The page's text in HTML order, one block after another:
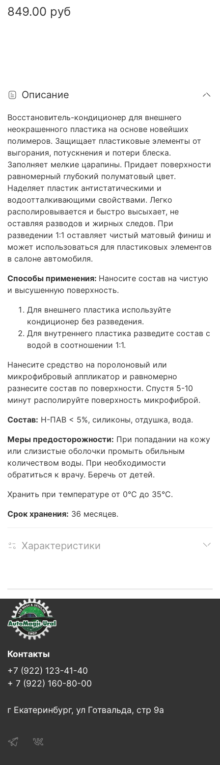
849.00 руб
Описание
Восстановитель-кондиционер для внешнего
неокрашенного пластика на основе новейших
полимеров. Защищает пластиковые элементы от
выгорания, потускнения и потери блеска.
Заполняет мелкие царапины. Придает поверхности
равномерный глубокий полуматовый цвет.
Наделяет пластик антистатическими и
водоотталкивающими свойствами. Легко
располировывается и быстро высыхает, не
оставляя разводов и жирных следов. При
разведении 1:1 оставляет чистый матовый финиш и
может использоваться для пластиковых элементов
в салоне автомобиля.
Способы применения: Наносите состав на чистую
и высушенную поверхность.
Для внешнего пластика используйте
кондиционер без разведения.
Для внутреннего пластика разведите состав с
водой в соотношении 1:1.
Нанесите средство на поролоновый или
микрофибровый аппликатор и равномерно
разнесите состав по поверхности. Спустя 5-10
минут располируйте поверхность микрофиброй.
Состав: Н-ПАВ < 5%, силиконы, отдушка, вода.
Меры предосторожности: При попадании на кожу
или слизистые оболочки промыть обильным
количеством воды. При необходимости
обратиться к врачу. Беречь от детей.
Хранить при температуре от 0°С до 35°С.
Срок хранения: 36 месяцев.
Характеристики
Контакты
+7 (922) 123-41-40
+ 7 (922) 160-80-00
г Екатеринбург, ул Готвальда, стр 9а